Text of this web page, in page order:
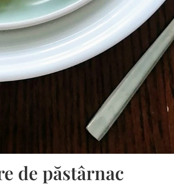
de păstârnac